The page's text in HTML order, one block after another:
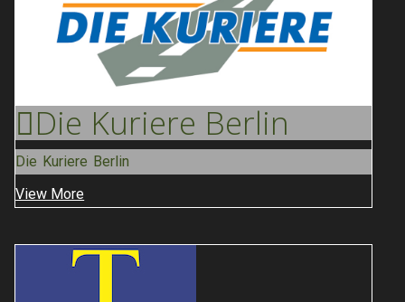
Die Kuriere Berlin
Die Kuriere Berlin
View More